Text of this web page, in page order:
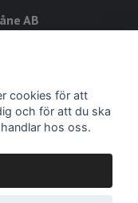
AB
cookies för att
och för att du ska
hos oss.